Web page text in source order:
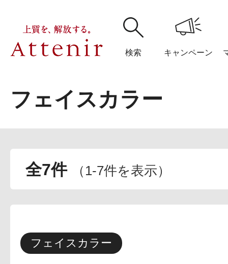
検索 キャンペーン
購入履歴
アテニア
ブランドサイ
フェイスカラー
全7件 （ 1-7件を表示）
フェイスカラー